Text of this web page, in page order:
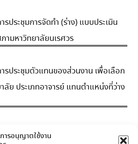
ารอนุญาตใช้งาน
Previous
รประชุมการจัดทำ (ร่าง) แบบประเมิน
ามหาวิทยาลัยนเรศวร
Nextรประชุมตัวแทนของส่วนงาน เพื่อเลือก
ลัย ประเภทอาจารย์ แทนตำแหน่งที่ว่าง